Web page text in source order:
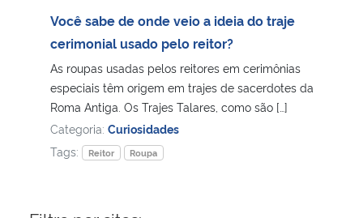
Ministério da Mulher, da Família e dos Direitos Humanos
Secretaria-Geral
Secretaria de Governo
Gabinete de Segurança Institucional
Você sabe de onde veio a ideia do traje
cerimonial usado pelo reitor?
As roupas usadas pelos reitores em cerimônias
especiais têm origem em trajes de sacerdotes da
Roma Antiga. Os Trajes Talares, como são […]
Categoria: Curiosidades
Tags:
Reitor Roupa